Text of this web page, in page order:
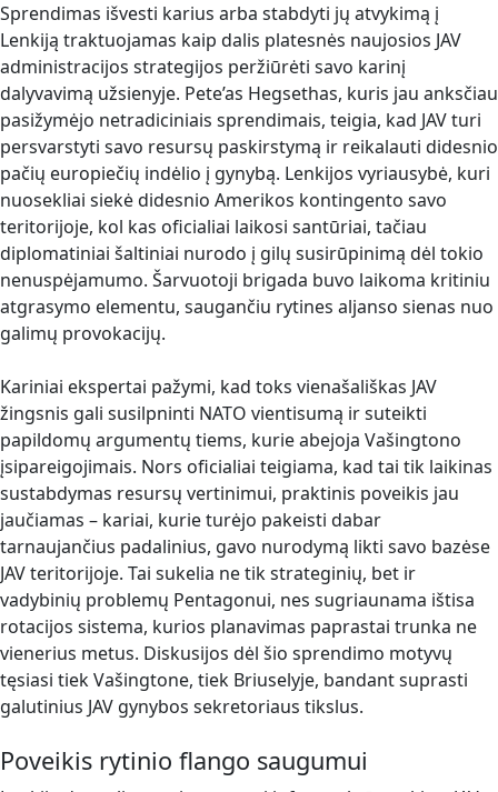
Sprendimas išvesti karius arba stabdyti jų atvykimą į
Lenkiją traktuojamas kaip dalis platesnės naujosios JAV
administracijos strategijos peržiūrėti savo karinį
dalyvavimą užsienyje. Pete’as Hegsethas, kuris jau anksčiau
pasižymėjo netradiciniais sprendimais, teigia, kad JAV turi
persvarstyti savo resursų paskirstymą ir reikalauti didesnio
pačių europiečių indėlio į gynybą. Lenkijos vyriausybė, kuri
nuosekliai siekė didesnio Amerikos kontingento savo
teritorijoje, kol kas oficialiai laikosi santūriai, tačiau
diplomatiniai šaltiniai nurodo į gilų susirūpinimą dėl tokio
nenuspėjamumo. Šarvuotoji brigada buvo laikoma kritiniu
atgrasymo elementu, saugančiu rytines aljanso sienas nuo
galimų provokacijų.
Kariniai ekspertai pažymi, kad toks vienašališkas JAV
žingsnis gali susilpninti NATO vientisumą ir suteikti
papildomų argumentų tiems, kurie abejoja Vašingtono
įsipareigojimais. Nors oficialiai teigiama, kad tai tik laikinas
sustabdymas resursų vertinimui, praktinis poveikis jau
jaučiamas – kariai, kurie turėjo pakeisti dabar
tarnaujančius padalinius, gavo nurodymą likti savo bazėse
JAV teritorijoje. Tai sukelia ne tik strateginių, bet ir
vadybinių problemų Pentagonui, nes sugriaunama ištisa
rotacijos sistema, kurios planavimas paprastai trunka ne
vienerius metus. Diskusijos dėl šio sprendimo motyvų
tęsiasi tiek Vašingtone, tiek Briuselyje, bandant suprasti
galutinius JAV gynybos sekretoriaus tikslus.
Poveikis rytinio flango saugumui